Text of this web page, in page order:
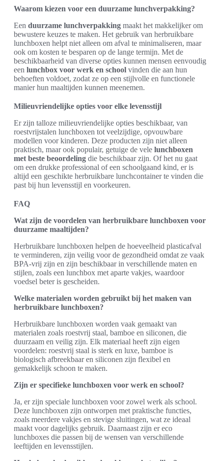
Waarom kiezen voor een duurzame lunchverpakking?
Een duurzame lunchverpakking maakt het makkelijker om
bewustere keuzes te maken. Het gebruik van herbruikbare
lunchboxen helpt niet alleen om afval te minimaliseren, maar
ook om kosten te besparen op de lange termijn. Met de
beschikbaarheid van diverse opties kunnen mensen eenvoudig
een lunchbox voor werk en school vinden die aan hun
behoeften voldoet, zodat ze op een stijlvolle en functionele
manier hun maaltijden kunnen meenemen.
Milieuvriendelijke opties voor elke levensstijl
Er zijn talloze milieuvriendelijke opties beschikbaar, van
roestvrijstalen lunchboxen tot veelzijdige, opvouwbare
modellen voor kinderen. Deze producten zijn niet alleen
praktisch, maar ook populair, getuige de vele lunchboxen
met beste beoordeling die beschikbaar zijn. Of het nu gaat
om een drukke professional of een schoolgaand kind, er is
altijd een geschikte herbruikbare lunchcontainer te vinden die
past bij hun levensstijl en voorkeuren.
FAQ
Wat zijn de voordelen van herbruikbare lunchboxen voor
duurzame maaltijden?
Herbruikbare lunchboxen helpen de hoeveelheid plasticafval
te verminderen, zijn veilig voor de gezondheid omdat ze vaak
BPA-vrij zijn en zijn beschikbaar in verschillende maten en
stijlen, zoals een lunchbox met aparte vakjes, waardoor
voedsel beter is gescheiden.
Welke materialen worden gebruikt bij het maken van
herbruikbare lunchboxen?
Herbruikbare lunchboxen worden vaak gemaakt van
materialen zoals roestvrij staal, bamboe en siliconen, die
duurzaam en veilig zijn. Elk materiaal heeft zijn eigen
voordelen: roestvrij staal is sterk en luxe, bamboe is
biologisch afbreekbaar en siliconen zijn flexibel en
gemakkelijk schoon te maken.
Zijn er specifieke lunchboxen voor werk en school?
Ja, er zijn speciale lunchboxen voor zowel werk als school.
Deze lunchboxen zijn ontworpen met praktische functies,
zoals meerdere vakjes en stevige sluitingen, wat ze ideaal
maakt voor dagelijks gebruik. Daarnaast zijn er eco
lunchboxes die passen bij de wensen van verschillende
leeftijden en levensstijlen.